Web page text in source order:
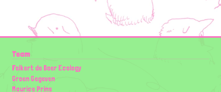
Team
Folkert de Boer Ecology
Groen Gegeven
Maurice Prins